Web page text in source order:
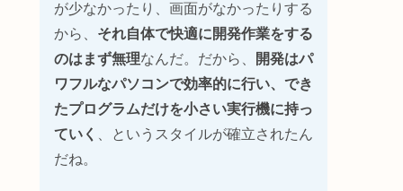
が少なかったり、画面がなかったりする
から、 それ自体で快適に開発作業をする
のはまず無理なんだ。だから、
開発はパ
ワフルなパソコンで効率的に行い、でき
たプログラムだけを小さい実行機に持っ
ていく
、というスタイルが確立されたん
だね。